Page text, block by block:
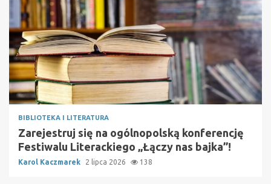
BIBLIOTEKA I LITERATURA
Zarejestruj się na ogólnopolską konferencję
Festiwalu Literackiego „Łączy nas bajka”!
Karol Kaczmarek 2 lipca 2026 138